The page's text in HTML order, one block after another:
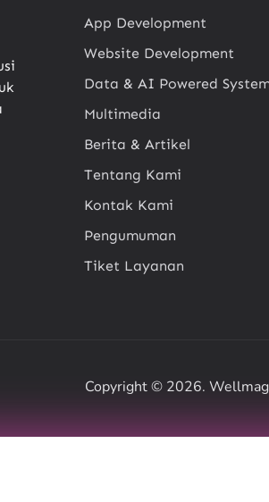
App Development
Website Development
Data & AI Powered
Multimedia
Berita & Artikel
Tentang Kami
Kontak Kami
Pengumuman
Tiket Layanan
Copyright © 2026.